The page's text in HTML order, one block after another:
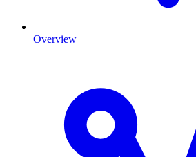
Overview